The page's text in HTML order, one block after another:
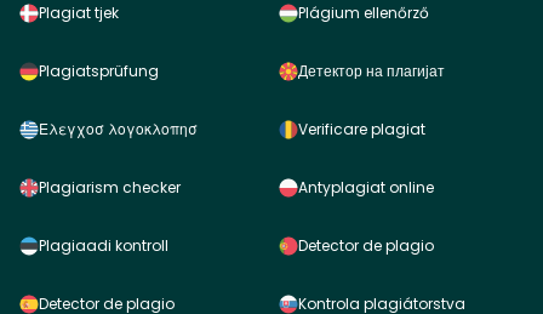
Plagiat tjek
Plagiatsprüfung
Ελεγχοσ λογοκλοπησ
Plagiarism checker
Plagiaadi kontroll
Detector de plagio
Plágium ellenőrző
Детектор на плагијат
Verificare plagiat
Antyplagiat online
Detector de plagio
Kontrola plagiátorstva